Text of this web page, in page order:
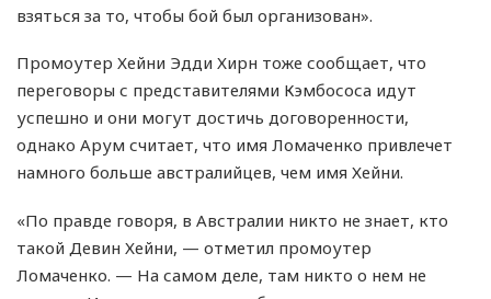
взяться за то, чтобы бой был организован».
Промоутер Хейни Эдди Хирн тоже сообщает, что
переговоры с представителями Кэмбососа идут
успешно и они могут достичь договоренности,
однако Арум считает, что имя Ломаченко привлечет
намного больше австралийцев, чем имя Хейни.
«По правде говоря, в Австралии никто не знает, кто
такой Девин Хейни, — отметил промоутер
Ломаченко. — На самом деле, там никто о нем не